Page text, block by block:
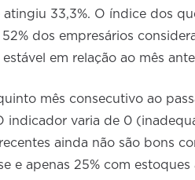
33,3%. O índice dos
dos empresários
em relação ao mês
mês consecutivo ao
indicador varia de 0
ainda não são bons
e apenas 25% com estoques